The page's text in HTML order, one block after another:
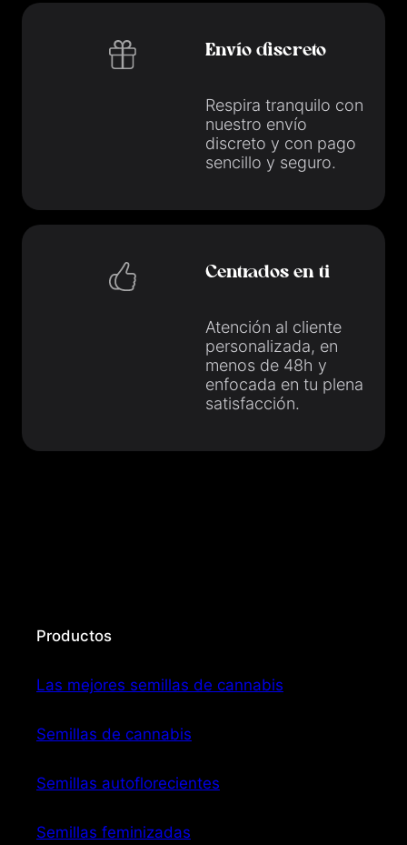
Envío discreto
Respira tranquilo con
nuestro envío
discreto y con pago
sencillo y seguro.
Centrados en ti
Atención al cliente
personalizada, en
menos de 48h y
enfocada en tu plena
satisfacción.
Productos
Las mejores semillas de cannabis
Semillas de cannabis
Semillas autoflorecientes
Semillas feminizadas